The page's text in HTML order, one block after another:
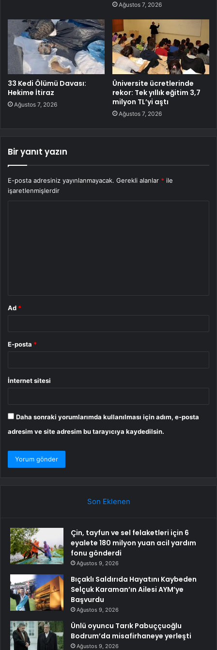
Ağustos 7, 2026
33 Kedi Ölümü Davası:
Hekime İtiraz
Ağustos 7, 2026
Üniversite ücretlerinde
rekor: Tek yıllık eğitim 3,7
milyon TL’yi aştı
Ağustos 7, 2026
Bir yanıt yazın
E-posta adresiniz yayınlanmayacak. Gerekli alanlar * ile
işaretlenmişlerdir
Ad *
E-posta *
İnternet sitesi
Daha sonraki yorumlarımda kullanılması için adım, e-posta
adresim ve site adresim bu tarayıcıya kaydedilsin.
Son Eklenen
Çin, tayfun ve sel felaketleri için 6
eyalete 180 milyon yuan acil yardım
fonu gönderdi
Ağustos 9, 2026
Bıçaklı Saldırıda Hayatını Kaybeden
Selçuk Karaman’ın Ailesi AYM’ye
Başvurdu
Ağustos 9, 2026
Ünlü oyuncu Tarık Pabuççuoğlu
Bodrum’da misafirhaneye yerleşti
Ağustos 9, 2026